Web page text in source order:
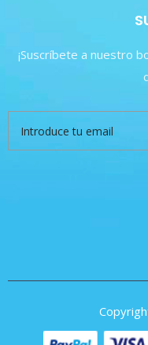
¡Suscríbete a nuestro